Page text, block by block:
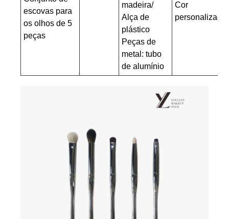
escovas para
os olhos de 5
peças
madeira/
Alça de
plástico
Peças de
metal: tubo
de alumínio
Cor
personalizada